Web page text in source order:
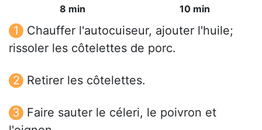
8 min
10 min
Chauffer l'autocuiseur, ajouter l'huile;
rissoler les côtelettes de porc.
Retirer les côtelettes.
Faire sauter le céleri, le poivron et